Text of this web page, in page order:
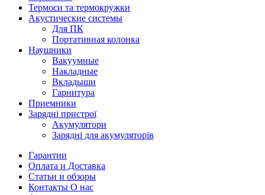
Термоси та термокружки
Акустические системы
Для ПК
Портативная колонка
Наушники
Вакуумные
Накладные
Вкладыши
Гарнитура
Приемники
Зарядні пристрої
Акумулятори
Зарядні для акумуляторів
Гарантии
Оплата и Доставка
Статьи и обзоры
Контакты О нас